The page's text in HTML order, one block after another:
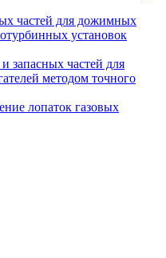
частей для дожимных
установок
запасных частей для
методом точного
лопаток газовых